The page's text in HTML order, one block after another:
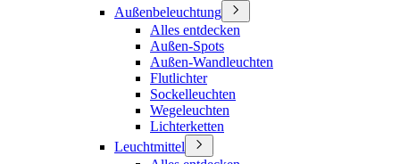
Außenbeleuchtung
Alles entdecken
Außen-Spots
Außen-Wandleuchten
Flutlichter
Sockelleuchten
Wegeleuchten
Lichterketten
Leuchtmittel